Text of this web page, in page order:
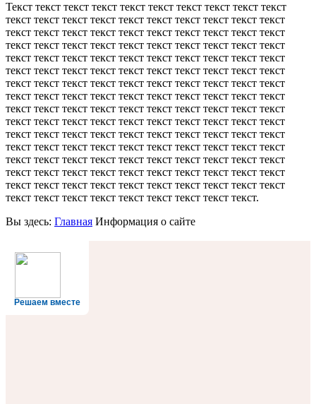
Текст текст текст текст текст текст текст текст текст текст
текст текст текст текст текст текст текст текст текст текст
текст текст текст текст текст текст текст текст текст текст
текст текст текст текст текст текст текст текст текст текст
текст текст текст текст текст текст текст текст текст текст
текст текст текст текст текст текст текст текст текст текст
текст текст текст текст текст текст текст текст текст текст
текст текст текст текст текст текст текст текст текст текст
текст текст текст текст текст текст текст текст текст текст
текст текст текст текст текст текст текст текст текст текст
текст текст текст текст текст текст текст текст текст текст
текст текст текст текст текст текст текст текст текст текст
текст текст текст текст текст текст текст текст текст текст
текст текст текст текст текст текст текст текст текст текст
текст текст текст текст текст текст текст текст текст текст
текст текст текст текст текст текст текст текст текст.
Вы здесь: Главная Информация о сайте
Решаем вместе